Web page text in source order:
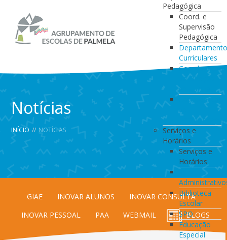
Pedagógica
Coord. e
Supervisão
Pedagógica
Curriculares
Coordenação
da Direção
de Turma
Coordenação
de
Serviços e
Horários
Serviços e
Horários
Serviços
Biblioteca
Escolar
SPO
Educação
Especial
Notícias
INÍCIO // NOTÍCIAS
GIAE INOVAR ALUNOS
INOVAR CONSULTA
INOVAR PESSOAL
PAA WEBMAIL BLOGS